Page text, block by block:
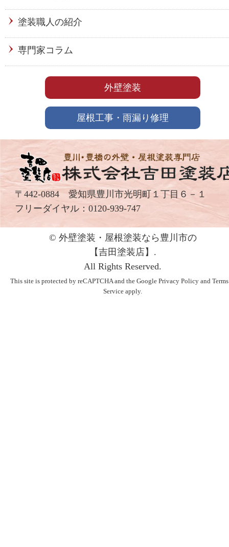
塗装職人の紹介
専門家コラム
外壁塗装
屋根工事・雨漏り修理
〒442-0884 愛知県豊川市光明町１丁目６－１
フリーダイヤル： 0120-939-747
© 外壁塗装・屋根塗装なら豊川市の
【吉⽥塗装店】.
All Rights Reserved.
This site is protected by reCAPTCHA and the Google Privacy Policyand
Service apply.